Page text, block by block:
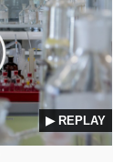
▶ REPLAY